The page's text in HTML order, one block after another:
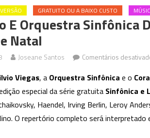
GRATUITO OU A BAIXO CUSTO
E Orquestra Sinfônica
Natal
Joseane Santos Comentários
Viegas, a Orquestra Sinfônica e o
especial da série gratuita Sinfônica e
Haendel, Irving Berlin, Leroy
O repertório completo será